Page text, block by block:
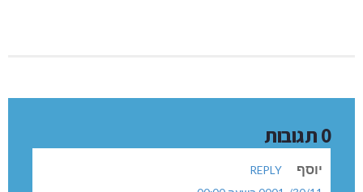
0 תגובות
יוסף
REPLY